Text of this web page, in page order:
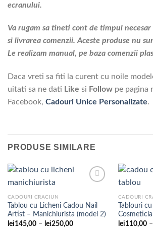
ecranului.
Va rugam sa tineti cont de timpul
si livrarea comenzii. Aceste produse nu
Le realizam manual, pe baza comenzii
Daca vreti sa fiti la curent cu noile
uitati sa ne dati Like si Follow pe pagina
Facebook, Cadouri Unice Personalizate.
PRODUSE SIMILARE
Adaugare
la
CADOURI CRACIUN
Tablou cu Licheni Cadou Nail
Artist – Manichiurista (model 2)
lei145,00 – lei250,00Interval
CADOURI
Tablouri
lei110,00 –